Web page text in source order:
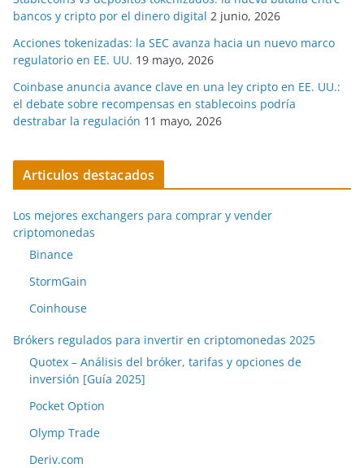
bancos y cripto por el dinero digital 2 junio, 2026
Acciones tokenizadas: la SEC avanza hacia un nuevo marco
regulatorio en EE. UU. 19 mayo, 2026
Coinbase anuncia avance clave en una ley cripto en EE. UU.:
el debate sobre recompensas en stablecoins podría
destrabar la regulación 11 mayo, 2026
Articulos destacados
Los mejores exchangers para comprar y vender
criptomonedas
Binance
StormGain
Coinhouse
Brókers regulados para invertir en criptomonedas 2025
Quotex – Análisis del bróker, tarifas y opciones de
inversión [Guía 2025]
Pocket Option
Olymp Trade
Deriv.com